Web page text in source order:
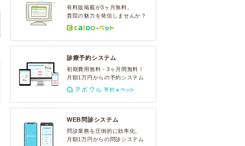
有料版掲載が3ヶ月無料。
貴院の魅力を発信しませんか？
診療予約システム
初期費用無料・3ヶ月間無料！
月額1万円からの予約システム
WEB問診システム
問診業務を圧倒的に効率化。
月額1万円からの問診システム